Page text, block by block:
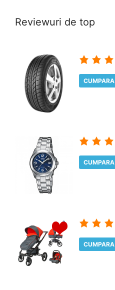
Reviewuri de top
CUMPARA
CUMPARA
CUMPARA